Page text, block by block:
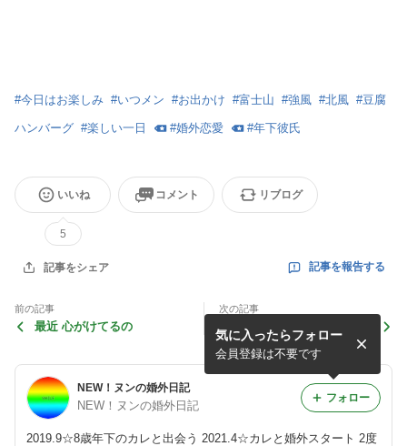
#今日はお楽しみ #いつメン #お出かけ #富士山 #強風 #北風 #豆腐
ハンバーグ #楽しい一日 #婚外恋愛 #年下彼氏
いいね
5
コメント リブログ
記事をシェア 記事を報告する
前の記事
最近 心がけてるの
次の記事
休日は…あまり出たくない私
NEW！ヌンの婚外日記
NEW！ヌンの婚外日記
2019.9☆8歳年下のカレと出会う 2021.4☆カレと婚外スタート 2度
気に入ったらフォロー
会員登録は不要です
フォロー